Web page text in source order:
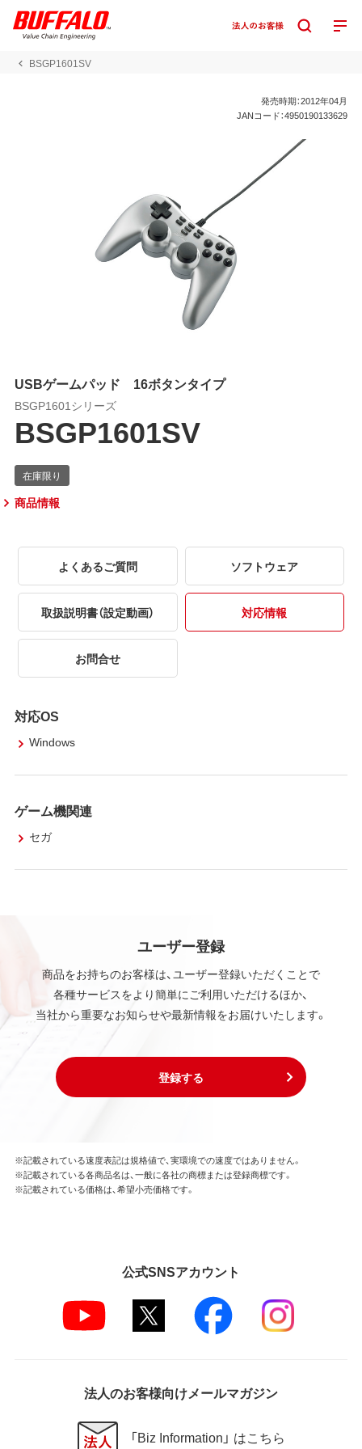
BSGP1601SV
発売時期：2012年04月
JANコード：4950190133629
USBゲームパッド 16ボタンタイプ
BSGP1601シリーズ
BSGP1601SV
商品情報
よくあるご質問 ソフトウェア
取扱説明書（設定動画） 対応情報
お問合せ
対応OS
Windows
ゲーム機関連
セガ
ユーザー登録
商品をお持ちのお客様は、ユーザー登録いただくことで
各種サービスをより簡単にご利用いただけるほか、
当社から重要なお知らせや最新情報をお届けいたします。
登録する
※記載されている速度表記は規格値で、実環境での速度ではありません。
※記載されている各商品名は、一般に各社の商標または登録商標です。
※記載されている価格は、希望小売価格です。
公式SNSアカウント
法人のお客様向けメールマガジン
「Biz Information」 はこちら